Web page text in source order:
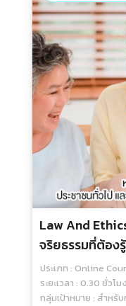
Law And
จริยธรรมที่ต้อง
ประเภท : Online
ระยะเวลา : 0.30 ชั่วโมง
กลุ่มเป้าหมาย : สำหรั